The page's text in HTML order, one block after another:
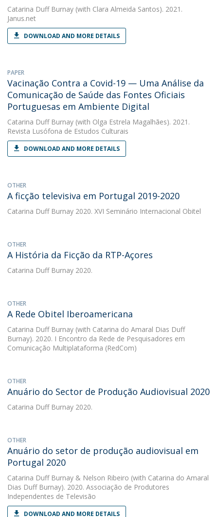
Catarina Duff Burnay (with Clara Almeida Santos). 2021.
Janus.net
DOWNLOAD AND MORE DETAILS
PAPER
Vacinação Contra a Covid-19 — Uma Análise da
Comunicação de Saúde das Fontes Oficiais
Portuguesas em Ambiente Digital
Catarina Duff Burnay (with Olga Estrela Magalhães). 2021.
Revista Lusófona de Estudos Culturais
DOWNLOAD AND MORE DETAILS
OTHER
A ficção televisiva em Portugal 2019-2020
Catarina Duff Burnay 2020. XVI Seminário Internacional Obitel
OTHER
A História da Ficção da RTP-Açores
Catarina Duff Burnay 2020.
OTHER
A Rede Obitel Iberoamericana
Catarina Duff Burnay (with Catarina do Amaral Dias Duff
Burnay). 2020. I Encontro da Rede de Pesquisadores em
Comunicação Multiplataforma (RedCom)
OTHER
Anuário do Sector de Produção Audiovisual 2020
Catarina Duff Burnay 2020.
OTHER
Anuário do setor de produção audiovisual em
Portugal 2020
Catarina Duff Burnay & Nelson Ribeiro (with Catarina do Amaral
Dias Duff Burnay). 2020. Associação de Produtores
Independentes de Televisão
DOWNLOAD AND MORE DETAILS